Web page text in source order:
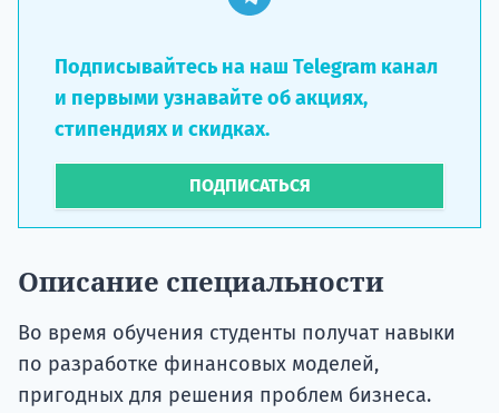
Подписывайтесь на наш Telegram канал
и первыми узнавайте об акциях,
стипендиях и скидках.
ПОДПИСАТЬСЯ
Описание специальности
Во время обучения студенты получат навыки
по разработке финансовых моделей,
пригодных для решения проблем бизнеса.